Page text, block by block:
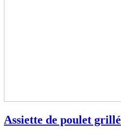
Assiette de poulet grillé